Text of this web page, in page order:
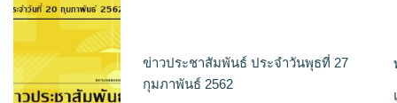
ข่าวประชาสัมพันธ์ ประจำวันพุธที่ 27
กุมภาพันธ์ 2562